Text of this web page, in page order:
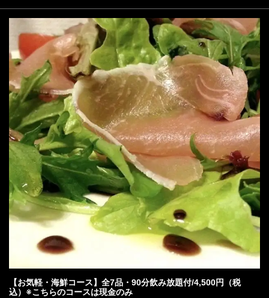
【お気軽・海鮮コース】全7品・90分飲み放題付/4,500円（税
込）※こちらのコースは現金のみ
コース | 味の城 個室居酒屋
徳島県徳島市両国本町２-26-2
https://ajinoshiro-tks.owst.jp/courses
お店情報をコピー
閉じる